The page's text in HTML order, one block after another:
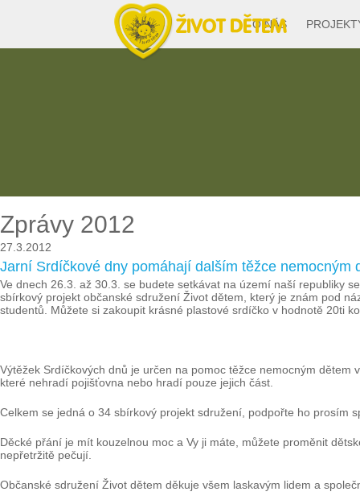
O NÁS
Zprávy 2012
27.3.2012
Jarní Srdíčkové dny pomáhají dalším těžce nemocným
Ve dnech 26.3. až 30.3. se budete setkávat na území naší republiky
sbírkový projekt občanské sdružení Život dětem, který je znám pod
studentů. Můžete si zakoupit krásné plastové srdíčko v hodnotě 20ti
Výtěžek Srdíčkových dnů je určen na pomoc těžce nemocným
které nehradí pojišťovna nebo hradí pouze jejich část.
Celkem se jedná o 34 sbírkový projekt sdružení, podpořte ho prosím
Děcké přání je mít kouzelnou moc a Vy ji máte, můžete proměnit
nepřetržitě pečují.
Občanské sdružení Život dětem děkuje všem laskavým lidem a